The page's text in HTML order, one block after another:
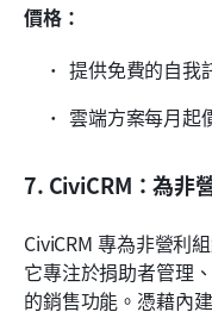
價格：
提供免費的自我
雲端方案每月起
7. CiviCRM：為非
CiviCRM 專為非營利
它專注於捐助者管理
的銷售功能。憑藉內